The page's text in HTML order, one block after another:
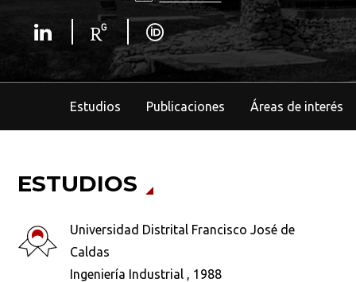
Estudios Publicaciones Áreas de interés
ESTUDIOS
Universidad Distrital Francisco José de
Caldas
Ingeniería Industrial , 1988